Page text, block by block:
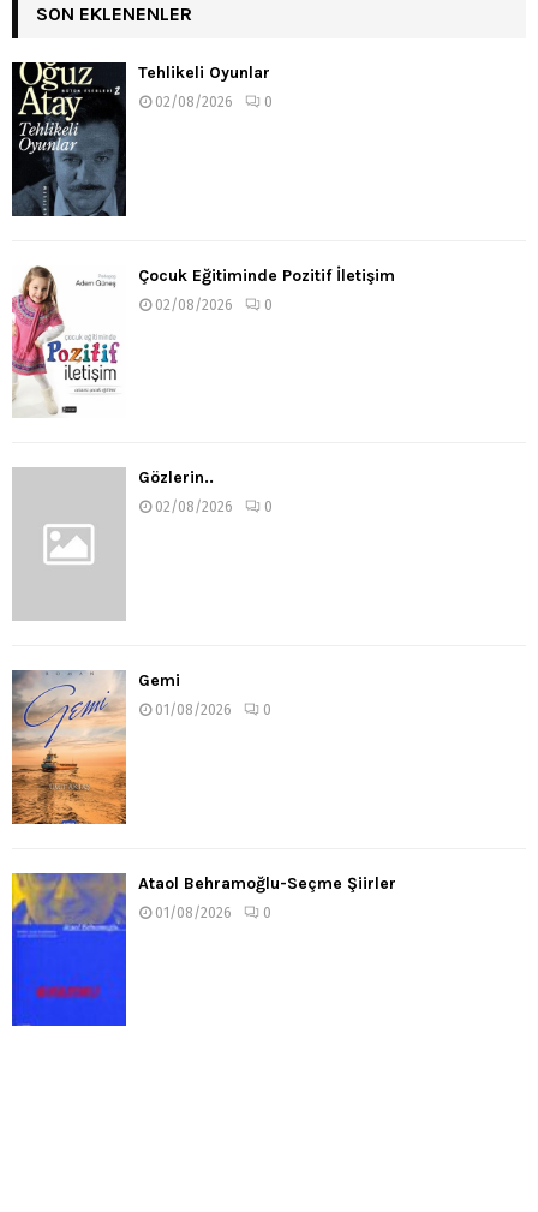
SON EKLENENLER
Tehlikeli Oyunlar
02/08/2026 0
Çocuk Eğitiminde Pozitif İletişim
02/08/2026 0
Gözlerin..
02/08/2026 0
Gemi
01/08/2026 0
Ataol Behramoğlu-Seçme Şiirler
01/08/2026 0